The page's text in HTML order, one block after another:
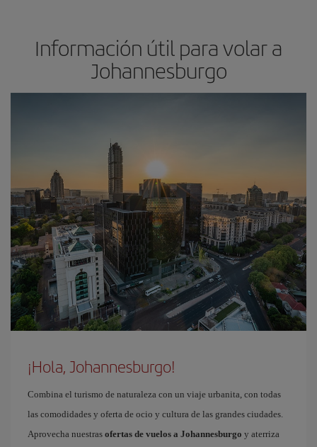
Información útil para volar a
Johannesburgo
¡Hola, Johannesburgo!
Combina el turismo de naturaleza con un viaje urbanita, con todas
las comodidades y oferta de ocio y cultura de las grandes ciudades.
Aprovecha nuestras ofertas de vuelos a Johannesburgo y aterriza